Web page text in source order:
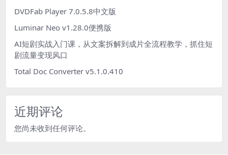
DVDFab Player 7.0.5.8中文版
Luminar Neo v1.28.0便携版
AI短剧实战入门课，从文案拆解到成片全流程教学，抓住短
剧流量变现风口
Total Doc Converter v5.1.0.410
近期评论
您尚未收到任何评论。